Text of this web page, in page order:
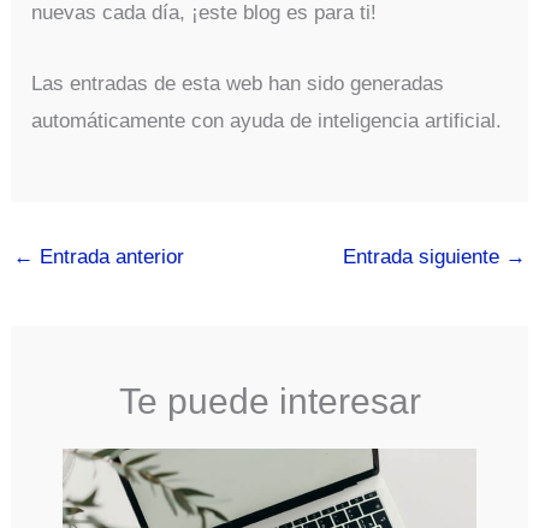
nuevas cada día, ¡este blog es para ti!
Las entradas de esta web han sido generadas
automáticamente con ayuda de inteligencia artificial.
← Entrada anterior Entrada siguiente →
Te puede interesar